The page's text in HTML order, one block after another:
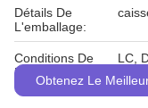
Détails De
L'emballage:
Conditions De
Paiement:
LC,
Obtenez Le